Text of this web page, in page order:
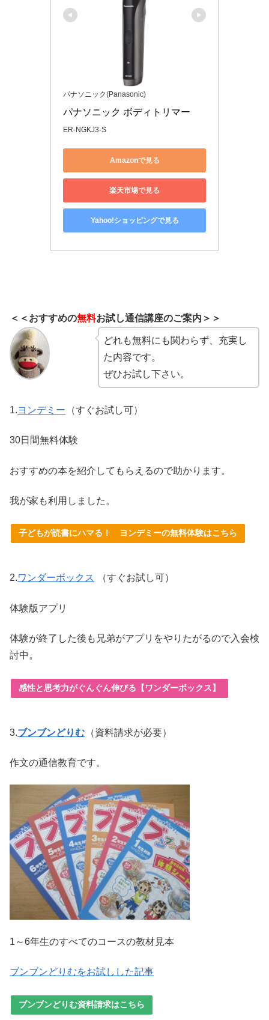
パナソニック(Panasonic)
パナソニック ボディトリマー
ER-NGKJ3-S
Amazonで見る
楽天市場で見る
Yahoo!ショッピングで見る
＜＜おすすめの無料お試し通信講座のご案内＞＞
どれも無料にも関わらず、充実し
た内容です。
ぜひお試し下さい。
1.ヨンデミー （すぐお試し可）
30日間無料体験
おすすめの本を紹介してもらえるので助かります。
我が家も利用しました。
子どもが読書にハマる！ ヨンデミーの無料体験はこちら
2.ワンダーボックス （すぐお試し可）
体験版アプリ
体験が終了した後も兄弟がアプリをやりたがるので入会検
討中。
感性と思考力がぐんぐん伸びる【ワンダーボックス】
3.ブンブンどりむ （資料請求が必要）
作文の通信教育です。
1～6年生のすべてのコースの教材見本
ブンブンどりむをお試しした記事
ブンブンどりむ資料請求はこちら